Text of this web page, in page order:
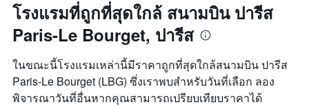
ดง
ราคา
เฉลี่ย
ห้อง
พัก
โรงแรมที่ถูกที่สุดใกล้ สนามบิน ปารีส
Paris-Le Bourget, ปารีส
ในขณะนี้โรงแรมเหล่านี้มีราคาถูกที่สุดใกล้สนามบิน ปารีส
Paris-Le Bourget (LBG) ซึ่งเราพบสำหรับวันที่เลือก ลอง
พิจารณาวันที่อื่นหากคุณสามารถเปรียบเทียบราคาได้